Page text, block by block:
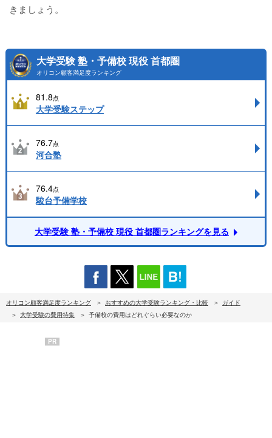
きましょう。
大学受験 塾・予備校 現役 首都圏
オリコン顧客満足度ランキング
81.8点
大学受験ステップ
76.7点
河合塾
76.4点
駿台予備学校
大学受験 塾・予備校 現役 首都圏ランキングを見る
オリコン顧客満足度ランキング おすすめの大学受験ランキング・比較
ガイド
大学受験の費用特集
予備校の費用はどれぐらい必要なのか
PR